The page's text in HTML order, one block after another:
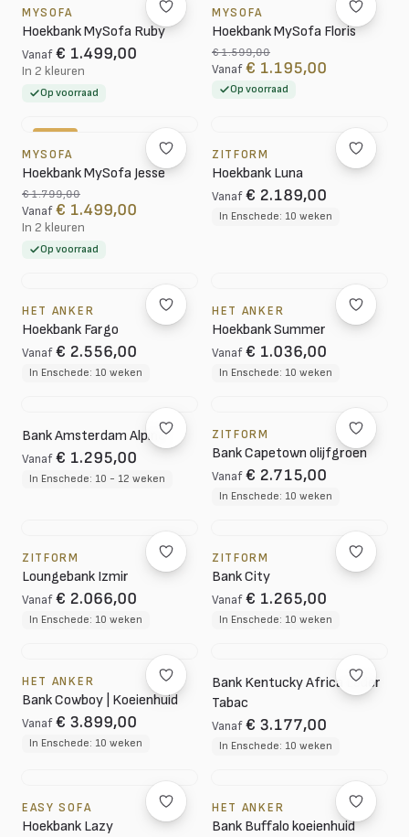
MYSOFA
Hoekbank MySofa Ruby
Vanaf € 1.499,00
In 2 kleuren
Op voorraad
MYSOFA
Hoekbank MySofa Floris
€ 1.599,00
Vanaf € 1.195,00
Op voorraad
MYSOFA
Hoekbank MySofa Jesse
€ 1.799,00
Vanaf € 1.499,00
In 2 kleuren
Op voorraad
ZITFORM
Hoekbank Luna
Vanaf € 2.189,00
In Enschede: 10 weken
HET ANKER
Hoekbank Fargo
Vanaf € 2.556,00
In Enschede: 10 weken
HET ANKER
Hoekbank Summer
Vanaf € 1.036,00
In Enschede: 10 weken
Bank Amsterdam Alpine
Vanaf € 1.295,00
In Enschede: 10 - 12 weken
ZITFORM
Bank Capetown olijfgroen
Vanaf € 2.715,00
In Enschede: 10 weken
ZITFORM
Loungebank Izmir
Vanaf € 2.066,00
In Enschede: 10 weken
ZITFORM
Bank City
Vanaf € 1.265,00
In Enschede: 10 weken
HET ANKER
Bank Cowboy | Koeienhuid
Vanaf € 3.899,00
In Enschede: 10 weken
Bank Kentucky Africa Leder
Tabac
Vanaf € 3.177,00
In Enschede: 10 weken
EASY SOFA
Hoekbank Lazy
HET ANKER
Bank Buffalo koeienhuid